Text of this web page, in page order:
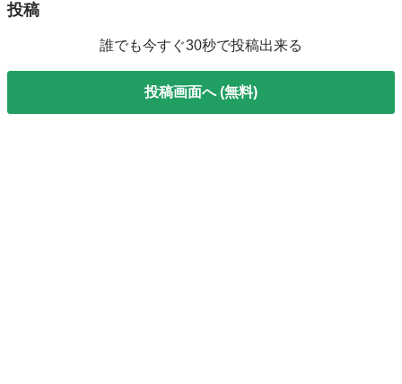
投稿
誰でも今すぐ30秒で投稿出来る
投稿画面へ (無料)